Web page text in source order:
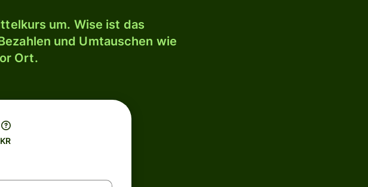
um. Wise ist das
und Umtauschen wie
Ort.